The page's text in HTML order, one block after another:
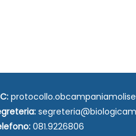
081.9226806